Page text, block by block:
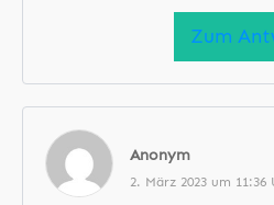
Zum
Anonym
2. März 2023 um 11:36